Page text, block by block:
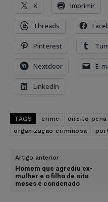
X Imprimir
Threads
Pinterest
Nextdoor E-
LinkedIn
TAGS crime direito pena
organização criminosa
Artigo anterior
Homem que agrediu ex-
mulher e o filho de oito
meses é condenado